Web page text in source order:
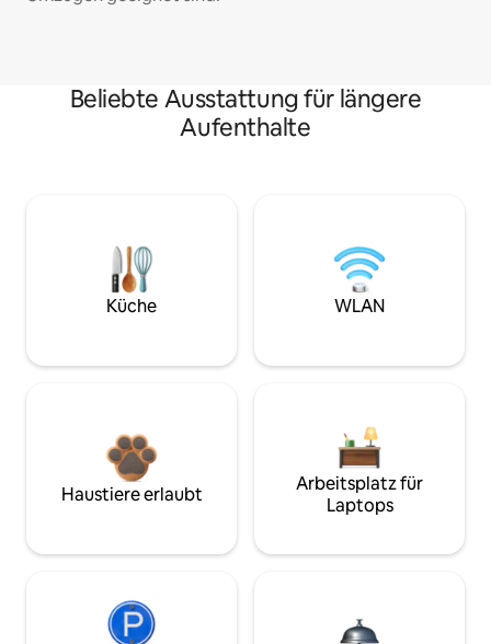
Beliebte Ausstattung für längere
Aufenthalte
Küche WLAN
Haustiere erlaubt
Arbeitsplatz für
Laptops